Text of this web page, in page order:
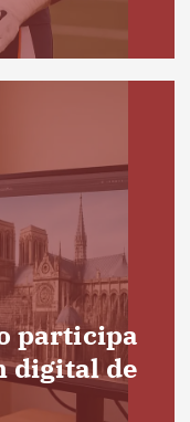
participa
digital de